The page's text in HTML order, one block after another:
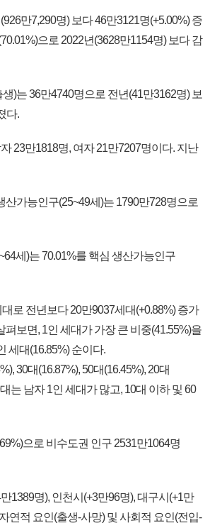
만7,290명) 보다 46만3121명(+5.00%) 증
으로 2022년(3628만1154명) 보다 감
)는 36만4740명으로 전년(41만3162명) 보
다.
23만1818명, 여자 21만7207명이다. 지난
산가능인구(25~49세)는 1790만728명으로
세)는 70.01%를 핵심 생산가능인구
로 전년보다 20만9037세대(+0.88%) 증가
보면, 1인 세대가 가장 큰 비중(41.55%)을
세대(16.85%) 순이다.
30대(16.87%), 50대(16.45%), 20대
는 남자 1인 세대가 많고, 10대 이하 및 60
으로 비수도권 인구 2531만1064명
1389명), 인천시(+3만96명), 대구시(+1만
연적 요인(출생-사망) 및 사회적 요인(전입-